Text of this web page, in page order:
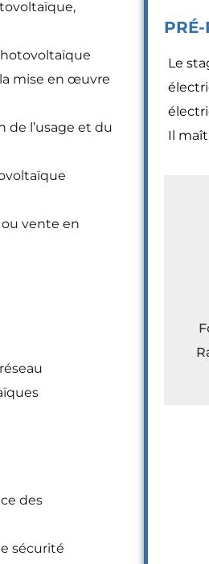
mise en œuvre
l’usage et du
vente en
des
sécurité
Le
Il